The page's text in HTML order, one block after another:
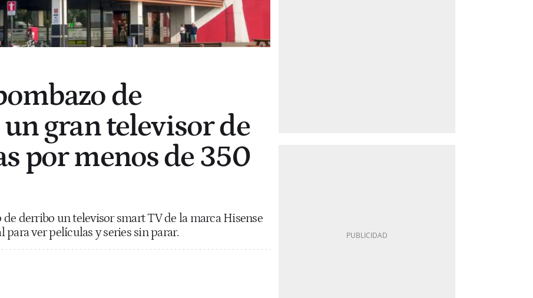
de
gran televisor de
por menos de 350
derribo un televisor smart TV de la marca Hisense
ver películas y series sin parar.